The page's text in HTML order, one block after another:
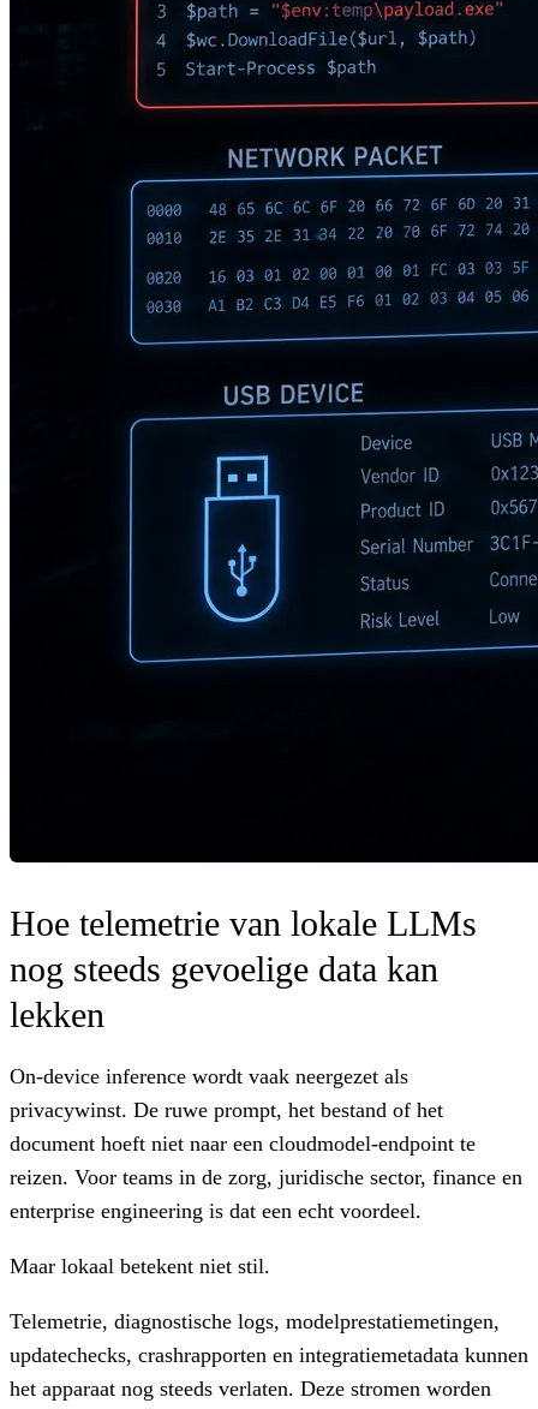
Hoe telemetrie van lokale LLMs
nog steeds gevoelige data kan
lekken
On-device inference wordt vaak neergezet als
privacywinst. De ruwe prompt, het bestand of het
document hoeft niet naar een cloudmodel-endpoint te
reizen. Voor teams in de zorg, juridische sector, finance en
enterprise engineering is dat een echt voordeel.
Maar lokaal betekent niet stil.
Telemetrie, diagnostische logs, modelprestatiemetingen,
updatechecks, crashrapporten en integratiemetadata kunnen
het apparaat nog steeds verlaten. Deze stromen worden